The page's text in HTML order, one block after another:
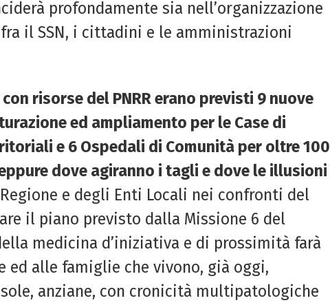
profondamente sia nell’organizzazione
il SSN, i cittadini e le amministrazioni
risorse del PNRR erano previsti 9 nuove
ed ampliamento per le Case di
e 6 Ospedali di Comunità per oltre 100
dove agiranno i tagli e dove le illusioni
e degli Enti Locali nei confronti del
il piano previsto dalla Missione 6 del
medicina d’iniziativa e di prossimità farà
alle famiglie che vivono, già oggi,
anziane, con cronicità multipatologiche